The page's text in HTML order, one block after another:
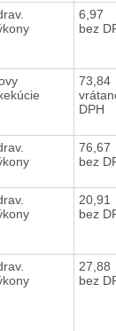
6,97
bez
73,84
DPH
76,67
bez
20,91
bez
27,88
bez